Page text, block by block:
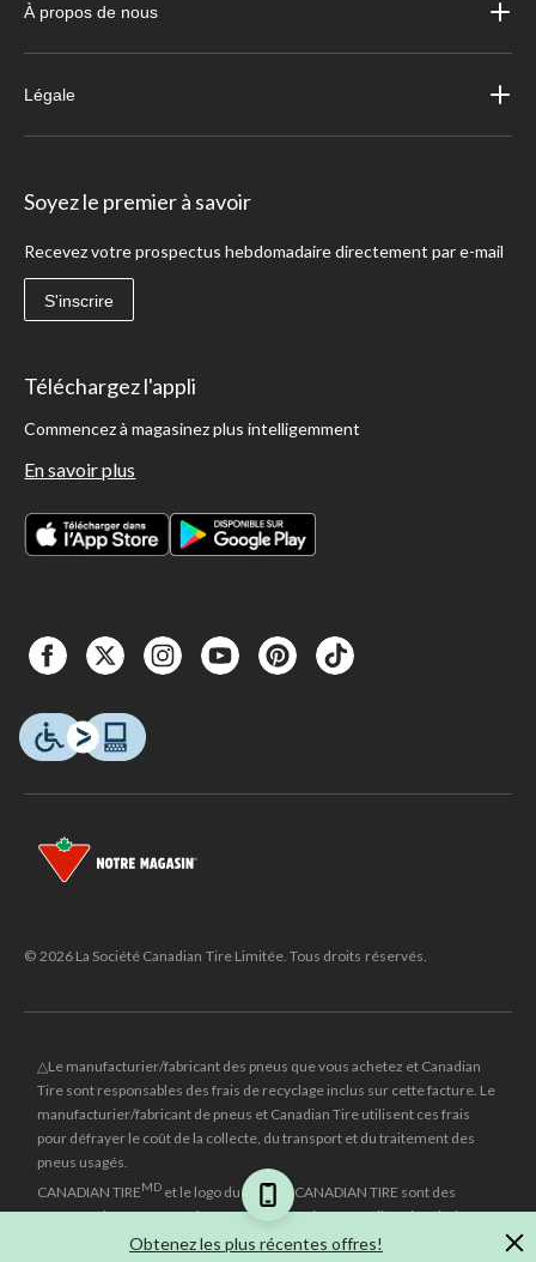
Obtenez les plus récentes offres!
À propos de nous
Légale
Soyez le premier à savoir
Recevez votre prospectus hebdomadaire directement par e-mail
S'inscrire
Téléchargez l'appli
Commencez à magasinez plus intelligemment
En savoir plus
© 2026 La Société Canadian Tire Limitée. Tous droits réservés.
△Le manufacturier/fabricant des pneus que vous achetez et Canadian
Tire sont responsables des frais de recyclage inclus sur cette facture. Le
manufacturier/fabricant de pneus et Canadian Tire utilisent ces frais
pour défrayer le coût de la collecte, du transport et du traitement des
pneus usagés.
CANADIAN TIREMD et le logo du triangle CANADIAN TIRE sont des
marques de commerce déposées de la Société Canadian Tire Limitée.